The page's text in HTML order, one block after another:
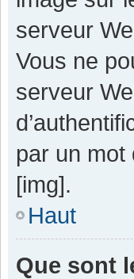
serveur
Vous ne
serveur
par un mot
[img].
Haut
Que sont